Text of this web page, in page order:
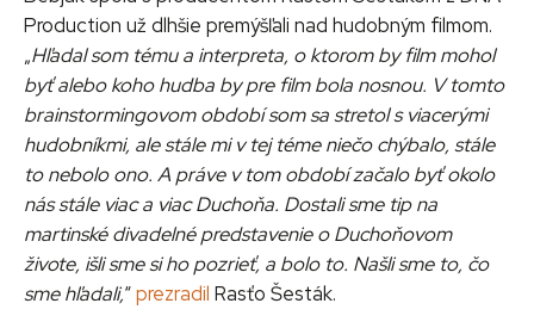
Production už dlhšie premýšľali nad hudobným filmom.
„Hľadal som tému a interpreta, o ktorom by film mohol
byť alebo koho hudba by pre film bola nosnou. V tomto
brainstormingovom období som sa stretol s viacerými
hudobníkmi, ale stále mi v tej téme niečo chýbalo, stále
to nebolo ono. A práve v tom období začalo byť okolo
nás stále viac a viac Duchoňa. Dostali sme tip na
martinské divadelné predstavenie o Duchoňovom
živote, išli sme si ho pozrieť, a bolo to. Našli sme to, čo
sme hľadali,“prezradil Rasťo Šesták.